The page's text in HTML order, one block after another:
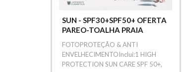
SUN - SPF30+SPF50+ OFERTA
PAREO-TOALHA PRAIA
FOTOPROTEÇÃO & ANTI
ENVELHECIMENTOInclui:1 HIGH
PROTECTION SUN CARE SPF 50+,